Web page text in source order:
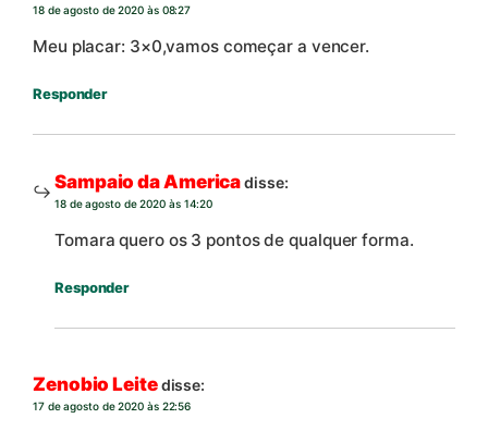
18 de agosto de 2020 às 08:27
Meu placar: 3×0,vamos começar a vencer.
Responder
Sampaio da Americadisse:
18 de agosto de 2020 às 14:20
Tomara quero os 3 pontos de qualquer forma.
Responder
Zenobio Leitedisse:
17 de agosto de 2020 às 22:56